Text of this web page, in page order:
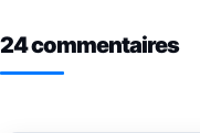
24 commentaires